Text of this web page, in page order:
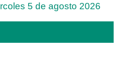
5 de agosto 2026